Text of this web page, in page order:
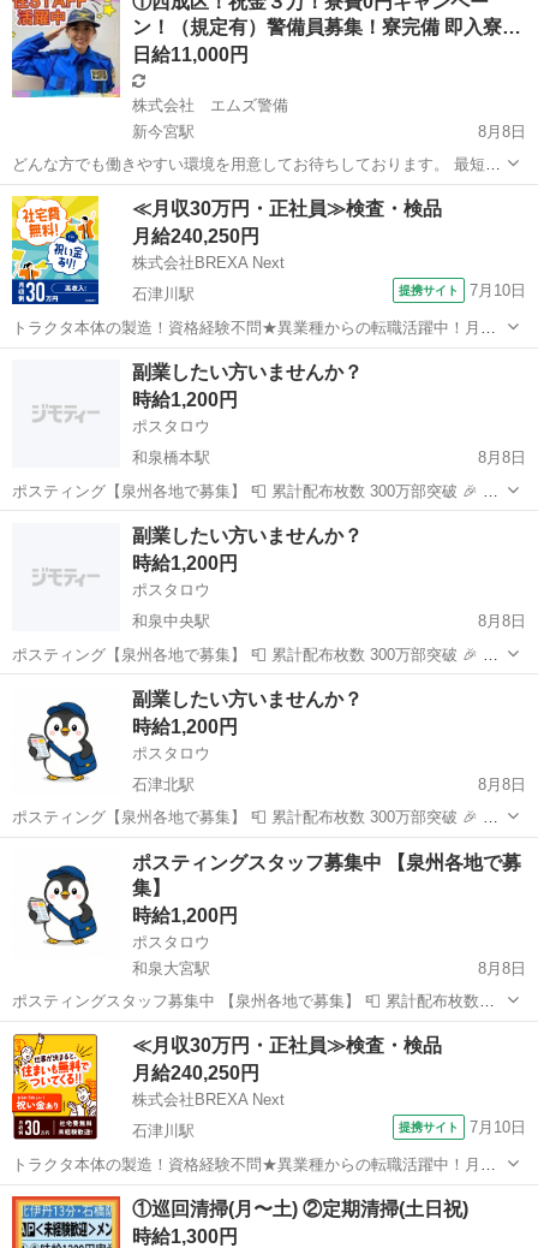
ン！（規定有）警備員募集！寮完備 即入寮…
日給11,000円
株式会社 エムズ警備
新今宮駅
8月8日
どんな方でも働きやすい環境を用意してお待ちしております。 最短で
働けるようにお手伝いいたします。電話の無い方でも安心してくださ
い。 即入寮可能ですのでご安心ください。 移動の困難な方！！可能で
したらお迎えに上がります。...
大阪 大阪市 新今宮駅 警備員 西成区
≪月収30万円・正社員≫検査・検品
月給240,250円
株式会社BREXA Next
石津川駅
提携サイト 7月10日
トラクタ本体の製造！資格経験不問★異業種からの転職活躍中！月収
例29万円以上！生活支援物資事前対応可◎即日入寮OK！寮費はずっと
無料＆備品付き1R寮完備！赴任旅費会社負担！工場まで無料送迎あり
◎《大阪府堺市》 人気の工場の...
石津川駅 その他
副業したい方いませんか？
時給1,200円
ポスタロウ
和泉橋本駅
8月8日
ポスティング【泉州各地で募集】 📮 累計配布枚数 300万部突破 🎉 ▶︎
24時間いつでも働ける ▶︎ 一人で気楽に働ける ▶︎ 短時間で働ける ▶︎
貝塚市 和泉橋本駅 ポスティング
副業したい方いませんか？
時給1,200円
ポスタロウ
和泉中央駅
8月8日
ポスティング【泉州各地で募集】 📮 累計配布枚数 300万部突破 🎉 ▶︎
24時間いつでも働ける ▶︎ 一人で気楽に働ける ▶︎ 短時間で働ける ▶︎
和泉市 和泉中央駅 ポスティング
副業したい方いませんか？
時給1,200円
ポスタロウ
石津北駅
8月8日
ポスティング【泉州各地で募集】 📮 累計配布枚数 300万部突破 🎉 ▶︎
24時間いつでも働ける ▶︎ 一人で気楽に働ける ▶︎ 短時間で働ける ▶︎
急募・最新案件をいち早くお知らせ🥳 👇仕事情報は公式LINEで配信 ...
ポスティング 一人
ポスティングスタッフ募集中 【泉州各地で募
集】
時給1,200円
ポスタロウ
和泉大宮駅
8月8日
ポスティングスタッフ募集中 【泉州各地で募集】 📮 累計配布枚数
300万部突破 🎉 ▶︎ 24時間いつでも働ける ▶︎ 一人で気楽に働ける ▶︎
短時間で働ける ▶︎ 急募・最新案件をいち早くお知らせ🥳 👇仕事情報は
公式L...
大阪 岸和田市 和泉大宮駅 ポスティング スタッフ
≪月収30万円・正社員≫検査・検品
月給240,250円
株式会社BREXA Next
石津川駅
提携サイト 7月10日
トラクタ本体の製造！資格経験不問★異業種からの転職活躍中！月収
例29万円以上！生活支援物資事前対応可◎即日入寮OK！寮費はずっと
無料＆備品付き1R寮完備！赴任旅費会社負担！工場まで無料送迎あり
◎《大阪府堺市》 人気の工場の...
大阪 堺市 石津川駅 その他
①巡回清掃(月〜土) ②定期清掃(土日祝)
時給1,300円